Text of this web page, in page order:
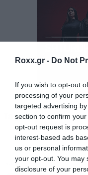
Roxx.gr - Do Not
If you wish to opt-out
processing of your
targeted advertising
section to confirm
opt-out request is
interest-based ads
us or personal
your opt-out. You may
disclosure of your
Πρωτόγονοι και
πολιορκία που
να πέσει και τα
συντρίμια, οι
τη συμβατική
συντριπτικές
τον ακροατή σε
ακρόασης από την
– αν όχι
Tags: CONAN